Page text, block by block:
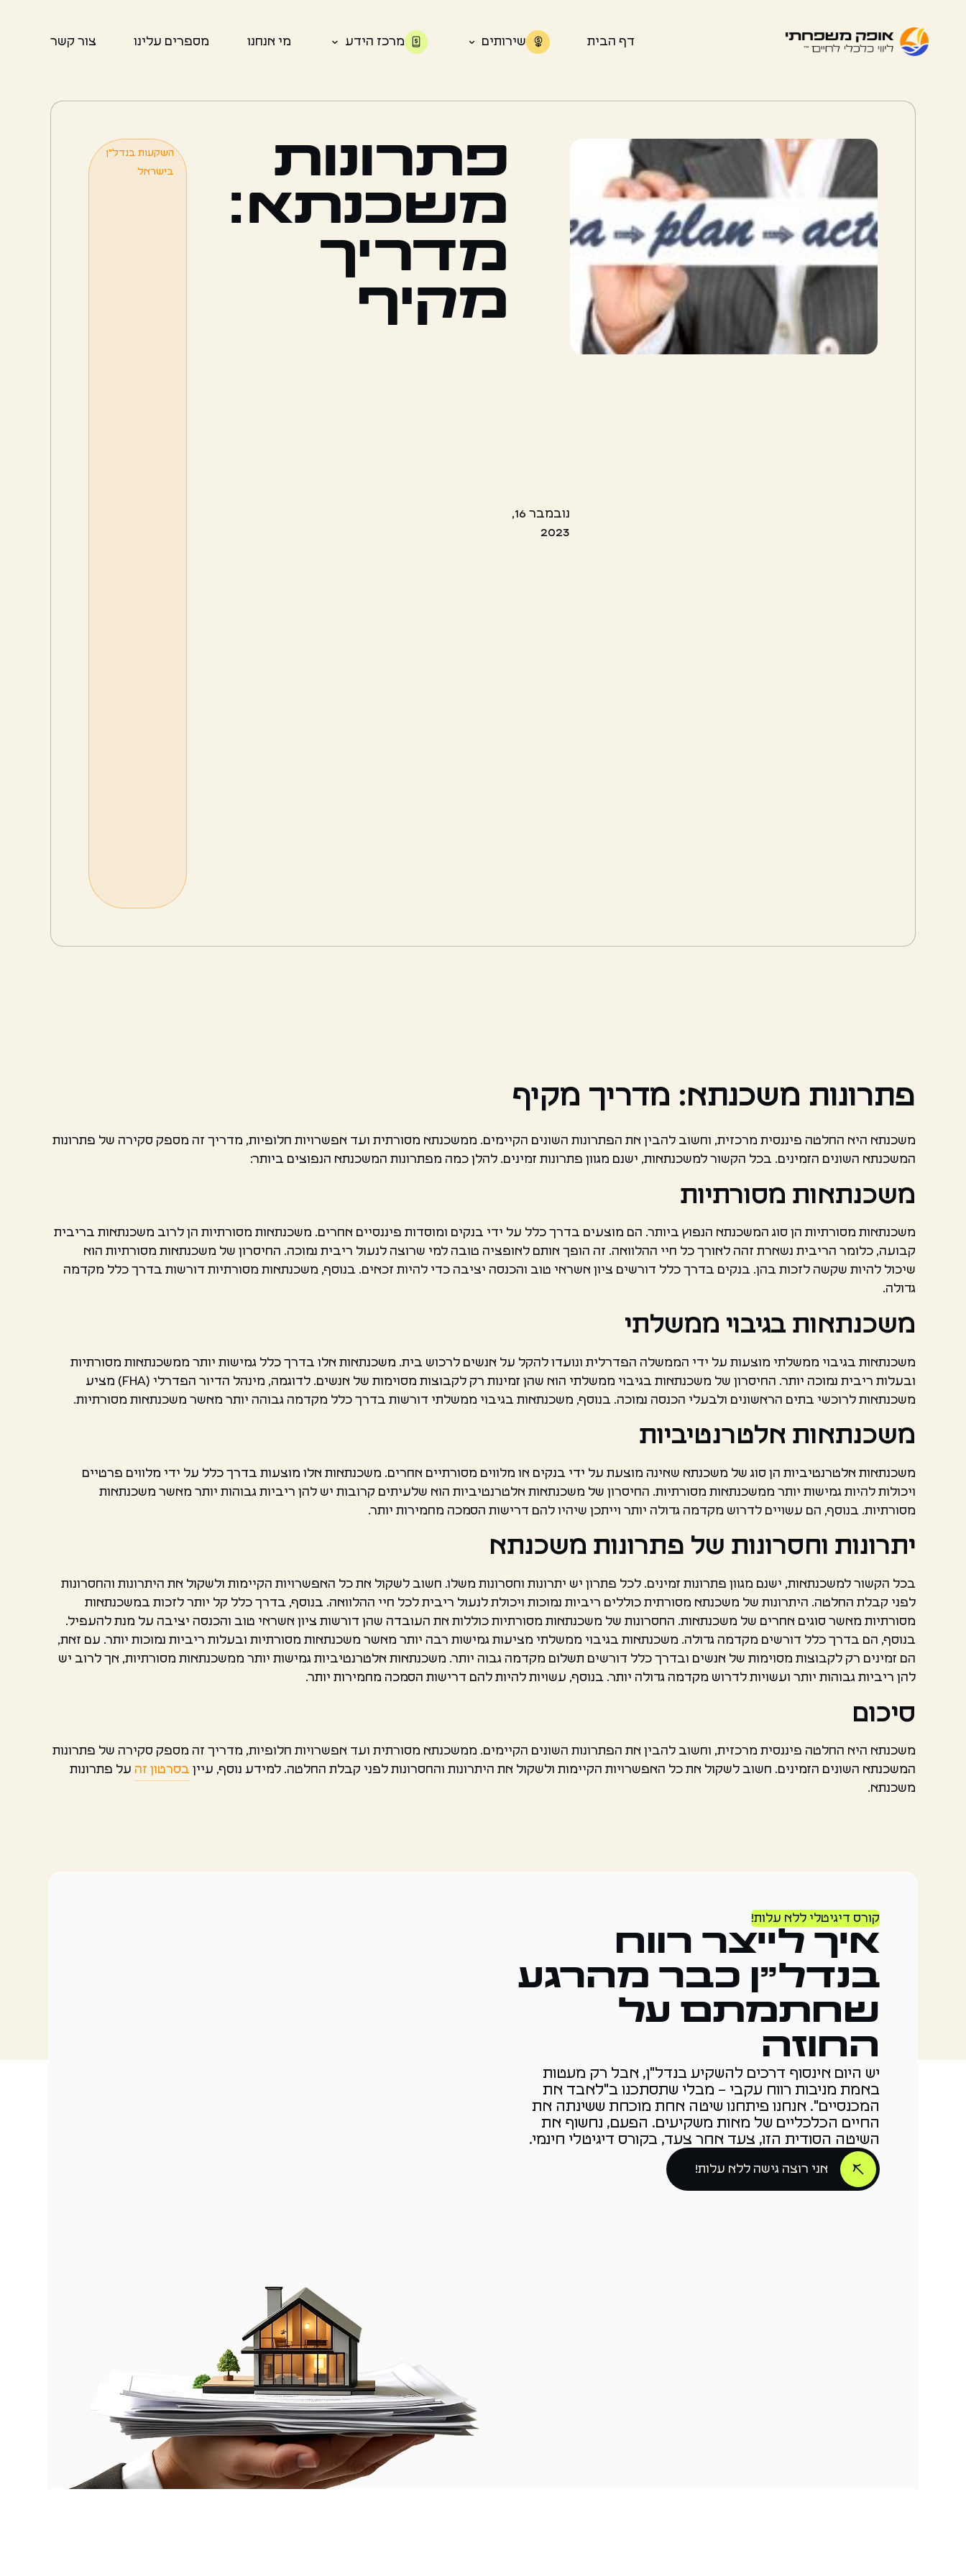
דף הבית שירותים מרכז הידע מי אנחנו מספרים עלינו צור קשר
נובמבר 16,
2023
פתרונות
משכנתא:
מדריך
מקיף
השקעות בנדל"ן
בישראל
פתרונות משכנתא: מדריך מקיף
משכנתא היא החלטה פיננסית מרכזית, וחשוב להבין את הפתרונות השונים הקיימים. ממשכנתא מסורתית ועד אפשרויות חלופיות, מדריך זה מספק סקירה של פתרונות
המשכנתא השונים הזמינים. בכל הקשור למשכנתאות, ישנם מגוון פתרונות זמינים. להלן כמה מפתרונות המשכנתא הנפוצים ביותר:
משכנתאות מסורתיות
משכנתאות מסורתיות הן סוג המשכנתא הנפוץ ביותר. הם מוצעים בדרך כלל על ידי בנקים ומוסדות פיננסיים אחרים. משכנתאות מסורתיות הן לרוב משכנתאות בריבית
קבועה, כלומר הריבית נשארת זהה לאורך כל חיי ההלוואה. זה הופך אותם לאופציה טובה למי שרוצה לנעול ריבית נמוכה. החיסרון של משכנתאות מסורתיות הוא
שיכול להיות שקשה לזכות בהן. בנקים בדרך כלל דורשים ציון אשראי טוב והכנסה יציבה כדי להיות זכאים. בנוסף, משכנתאות מסורתיות דורשות בדרך כלל מקדמה
גדולה.
משכנתאות בגיבוי ממשלתי
משכנתאות בגיבוי ממשלתי מוצעות על ידי הממשלה הפדרלית ונועדו להקל על אנשים לרכוש בית. משכנתאות אלו בדרך כלל גמישות יותר ממשכנתאות מסורתיות
ובעלות ריבית נמוכה יותר. החיסרון של משכנתאות בגיבוי ממשלתי הוא שהן זמינות רק לקבוצות מסוימות של אנשים. לדוגמה, מינהל הדיור הפדרלי (FHA) מציע
משכנתאות לרוכשי בתים הראשונים ולבעלי הכנסה נמוכה. בנוסף, משכנתאות בגיבוי ממשלתי דורשות בדרך כלל מקדמה גבוהה יותר מאשר משכנתאות מסורתיות.
משכנתאות אלטרנטיביות
משכנתאות אלטרנטיביות הן סוג של משכנתא שאינה מוצעת על ידי בנקים או מלווים מסורתיים אחרים. משכנתאות אלו מוצעות בדרך כלל על ידי מלווים פרטיים
ויכולות להיות גמישות יותר ממשכנתאות מסורתיות. החיסרון של משכנתאות אלטרנטיביות הוא שלעיתים קרובות יש להן ריביות גבוהות יותר מאשר משכנתאות
מסורתיות. בנוסף, הם עשויים לדרוש מקדמה גדולה יותר וייתכן שיהיו להם דרישות הסמכה מחמירות יותר.
יתרונות וחסרונות של פתרונות משכנתא
בכל הקשור למשכנתאות, ישנם מגוון פתרונות זמינים. לכל פתרון יש יתרונות וחסרונות משלו. חשוב לשקול את כל האפשרויות הקיימות ולשקול את היתרונות והחסרונות
לפני קבלת החלטה. היתרונות של משכנתא מסורתית כוללים ריביות נמוכות ויכולת לנעול ריבית לכל חיי ההלוואה. בנוסף, בדרך כלל קל יותר לזכות במשכנתאות
מסורתיות מאשר סוגים אחרים של משכנתאות. החסרונות של משכנתאות מסורתיות כוללות את העובדה שהן דורשות ציון אשראי טוב והכנסה יציבה על מנת להעפיל.
בנוסף, הם בדרך כלל דורשים מקדמה גדולה. משכנתאות בגיבוי ממשלתי מציעות גמישות רבה יותר מאשר משכנתאות מסורתיות ובעלות ריביות נמוכות יותר. עם זאת,
הם זמינים רק לקבוצות מסוימות של אנשים ובדרך כלל דורשים תשלום מקדמה גבוה יותר. משכנתאות אלטרנטיביות גמישות יותר ממשכנתאות מסורתיות, אך לרוב יש
להן ריביות גבוהות יותר ועשויות לדרוש מקדמה גדולה יותר. בנוסף, עשויות להיות להם דרישות הסמכה מחמירות יותר.
סיכום
משכנתא היא החלטה פיננסית מרכזית, וחשוב להבין את הפתרונות השונים הקיימים. ממשכנתא מסורתית ועד אפשרויות חלופיות, מדריך זה מספק סקירה של פתרונות
המשכנתא השונים הזמינים. חשוב לשקול את כל האפשרויות הקיימות ולשקול את היתרונות והחסרונות לפני קבלת החלטה. למידע נוסף, עיין בסרטון זה על פתרונות
משכנתא.
קורס דיגיטלי ללא עלות!
איך לייצר רווח
בנדל"ן כבר מהרגע
שחתמתם על
החוזה
יש היום אינסוף דרכים להשקיע בנדל"ן, אבל רק מעטות
באמת מניבות רווח עקבי – מבלי שתסתכנו ב"לאבד את
המכנסיים". אנחנו פיתחנו שיטה אחת מוכחת ששינתה את
החיים הכלכליים של מאות משקיעים. הפעם, נחשוף את
השיטה הסודית הזו, צעד אחר צעד, בקורס דיגיטלי חינמי.
אני רוצה גישה ללא עלות!